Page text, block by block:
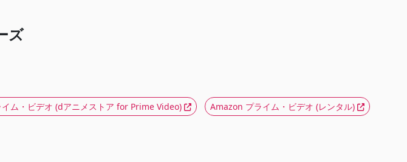
ズ
ム・ビデオ (dアニメストア for Prime Video) Amazon プライム・ビデオ (レンタル)